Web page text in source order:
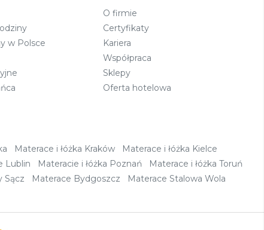
w Polsce
O firmie
Certyfikaty
Kariera
Współpraca
Sklepy
Oferta hotelowa
Materace i łóżka Kraków
Materace i łóżka Kielce
Lublin Materacie i łóżka Poznań
Materace i łóżka Toruń
Sącz Materace Bydgoszcz
Materace Stalowa Wola